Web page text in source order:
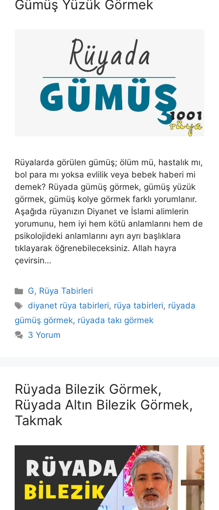
Gümüş Yüzük Görmek
Rüyalarda görülen gümüş; ölüm mü, hastalık mı,
bol para mı yoksa evlilik veya bebek haberi mi
demek? Rüyada gümüş görmek, gümüş yüzük
görmek, gümüş kolye görmek farklı yorumlanır.
Aşağıda rüyanızın Diyanet ve İslami alimlerin
yorumunu, hem iyi hem kötü anlamlarını hem de
psikolojideki anlamlarını ayrı ayrı başlıklara
tıklayarak öğrenebileceksiniz. Allah hayra
çevirsin…
Kategoriler
G, Rüya Tabirleri
Etiketler
diyanet rüya tabirleri, rüya tabirleri, rüyada
gümüş görmek, rüyada takı görmek
3 Yorum
Rüyada Bilezik Görmek,
Rüyada Altın Bilezik Görmek,
Takmak